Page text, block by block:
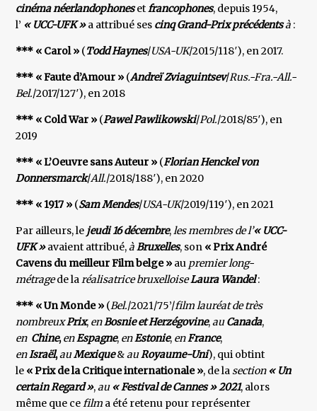
cinéma néerlandophonesetfrancophones, depuis 1954,
l’ « UCC-UFK »a attribué ses cinq Grand-Prix précédentsà :
*** « Carol » (Todd Haynes/USA-UK/2015/118′), en 2017.
*** « Faute d’Amour » (Andreï Zviaguintsev/Rus.-Fra.-All.-
Bel./2017/127′), en 2018
*** « Cold War » (Pawel Pawlikowski/Pol./2018/85′), en
2019
*** « L’Oeuvre sans Auteur » (Florian Henckel von
Donnersmarck/All./2018/188′), en 2020
*** « 1917 » (Sam Mendes/USA-UK/2019/119′), en 2021
Par ailleurs, le jeudi 16 décembre,les membres de l’« UCC-
UFK »avaient attribué,àBruxelles, son « Prix André
Cavens du meilleur Film belge » au premier long-
métragede laréalisatrice bruxelloiseLaura Wandel:
*** « Un Monde » (Bel./2021/75’/film lauréat de très
nombreuxPrix, enBosnie et Herzégovine,auCanada,
en Chine,enEspagne, enEstonie, enFrance,
enIsraël,auMexique&auRoyaume-Uni), qui obtint
le « Prix de la Critique internationale », de lasection « Un
certain Regard »,au « Festival de Cannes » 2021, alors
même que cefilm a été retenu pour représenter